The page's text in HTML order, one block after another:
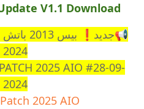
V1.1 Download
2024 🔥
2025 AIO #28-09-
2024 ✅
2025 AIO